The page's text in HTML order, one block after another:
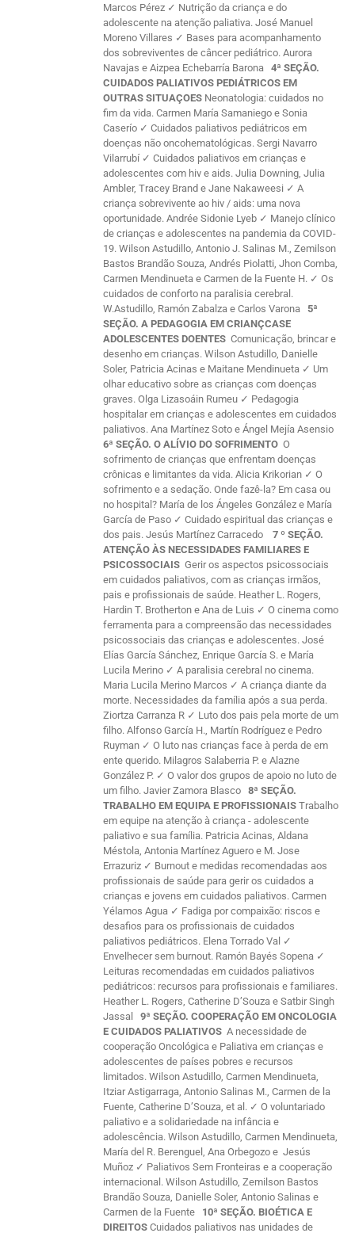
Marcos Pérez ✓ Nutrição da criança e do
adolescente na atenção paliativa. José Manuel
Moreno Villares ✓ Bases para acompanhamento
dos sobreviventes de câncer pediátrico. Aurora
Navajas e Aizpea Echebarría Barona4ª SEÇÃO.
CUIDADOS PALIATIVOS PEDIÁTRICOS EM
OUTRAS SITUAÇOES Neonatologia: cuidados no
fim da vida. Carmen María Samaniego e Sonia
Caserío ✓ Cuidados paliativos pediátricos em
doenças não oncohematológicas. Sergi Navarro
Vilarrubí ✓ Cuidados paliativos em crianças e
adolescentes com hiv e aids. Julia Downing, Julia
Ambler, Tracey Brand e Jane Nakaweesi ✓ A
criança sobrevivente ao hiv / aids: uma nova
oportunidade. Andrée Sidonie Lyeb ✓ Manejo clínico
de crianças e adolescentes na pandemia da COVID-
19. Wilson Astudillo, Antonio J. Salinas M., Zemilson
Bastos Brandão Souza, Andrés Piolatti, Jhon Comba,
Carmen Mendinueta e Carmen de la Fuente H. ✓ Os
cuidados de conforto na paralisia cerebral.
W.Astudillo, Ramón Zabalza e Carlos Varona5ª
SEÇÃO. A PEDAGOGIA EM CRIANÇCASE
ADOLESCENTES DOENTES Comunicação, brincar e
desenho em crianças. Wilson Astudillo, Danielle
Soler, Patricia Acinas e Maitane Mendinueta ✓ Um
olhar educativo sobre as crianças com doenças
graves. Olga Lizasoáin Rumeu ✓ Pedagogia
hospitalar em crianças e adolescentes em cuidados
paliativos. Ana Martínez Soto e Ángel Mejía Asensio
6ª SEÇÃO. O ALÍVIO DO SOFRIMENTO O
sofrimento de crianças que enfrentam doenças
crônicas e limitantes da vida. Alicia Krikorian ✓ O
sofrimento e a sedação. Onde fazê-la? Em casa ou
no hospital? María de los Ángeles González e María
García de Paso ✓ Cuidado espiritual das crianças e
dos pais. Jesús Martínez Carracedo
7 º SEÇÃO.
ATENÇÃO ÀS NECESSIDADES FAMILIARES E
PSICOSSOCIAIS Gerir os aspectos psicossociais
em cuidados paliativos, com as crianças irmãos,
pais e profissionais de saúde. Heather L. Rogers,
Hardin T. Brotherton e Ana de Luis ✓ O cinema como
ferramenta para a compreensão das necessidades
psicossociais das crianças e adolescentes. José
Elías García Sánchez, Enrique García S. e María
Lucila Merino ✓ A paralisia cerebral no cinema.
Maria Lucila Merino Marcos ✓ A criança diante da
morte. Necessidades da família após a sua perda.
Ziortza Carranza R ✓ Luto dos pais pela morte de um
filho. Alfonso García H., Martín Rodríguez e Pedro
Ruyman ✓ O luto nas crianças face à perda de em
ente querido. Milagros Salaberria P. e Alazne
González P. ✓ O valor dos grupos de apoio no luto de
um filho. Javier Zamora Blasco8ª SEÇÃO.
TRABALHO EM EQUIPA E PROFISSIONAIS Trabalho
em equipe na atenção à criança - adolescente
paliativo e sua família. Patricia Acinas, Aldana
Méstola, Antonia Martínez Aguero e M. Jose
Errazuriz ✓ Burnout e medidas recomendadas aos
profissionais de saúde para gerir os cuidados a
crianças e jovens em cuidados paliativos. Carmen
Yélamos Agua ✓ Fadiga por compaixão: riscos e
desafios para os profissionais de cuidados
paliativos pediátricos. Elena Torrado Val ✓
Envelhecer sem burnout. Ramón Bayés Sopena ✓
Leituras recomendadas em cuidados paliativos
pediátricos: recursos para profissionais e familiares.
Heather L. Rogers, Catherine D’Souza e Satbir Singh
Jassal9ª SEÇÃO. COOPERAÇÃO EM ONCOLOGIA
E CUIDADOS PALIATIVOS A necessidade de
cooperação Oncológica e Paliativa em crianças e
adolescentes de países pobres e recursos
limitados. Wilson Astudillo, Carmen Mendinueta,
Itziar Astigarraga, Antonio Salinas M., Carmen de la
Fuente, Catherine D’Souza, et al. ✓ O voluntariado
paliativo e a solidariedade na infância e
adolescência. Wilson Astudillo, Carmen Mendinueta,
María del R. Berenguel, Ana Orbegozo e Jesús
Muñoz ✓ Paliativos Sem Fronteiras e a cooperação
internacional. Wilson Astudillo, Zemilson Bastos
Brandão Souza, Danielle Soler, Antonio Salinas e
Carmen de la Fuente 10ª SEÇÃO. BIOÉTICA E
DIREITOS Cuidados paliativos nas unidades de